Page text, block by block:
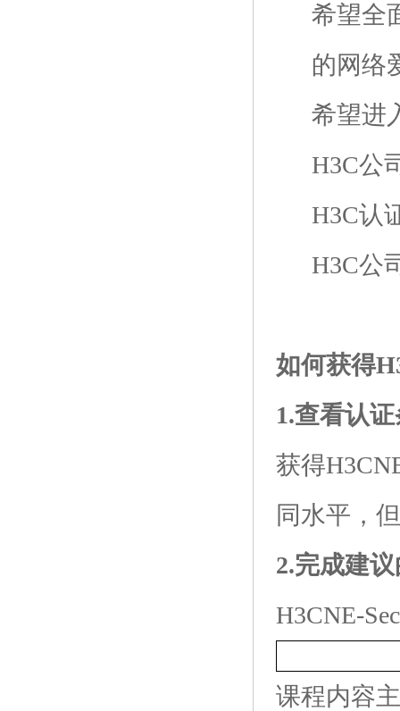
希望全
的网络
希望进
H3C公
H3C认
H3C公
如何获得
1.查看认
获得
同水平，
2.完成建
H3CNE-
课程内容